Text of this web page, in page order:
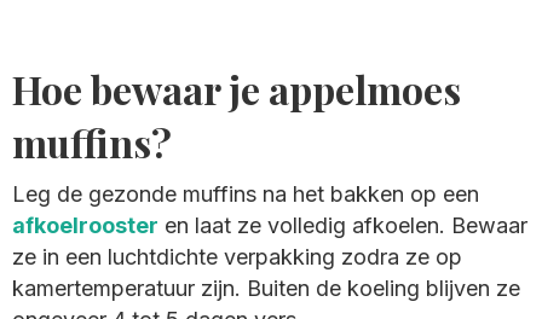
Hoe bewaar je appelmoes
muffins?
Leg de gezonde muffins na het bakken op een
afkoelrooster en laat ze volledig afkoelen. Bewaar
ze in een luchtdichte verpakking zodra ze op
kamertemperatuur zijn. Buiten de koeling blijven ze